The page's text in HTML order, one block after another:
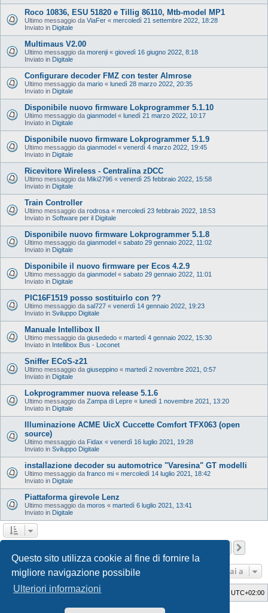
Questo sito utilizza cookie al fine di fornire la
migliore navigazione possibile
Ulteriori informazioni
Roco 10836, ESU 51820 e Tillig 86110, Mtb-model MP1
Ultimo messaggio da ViaFer « mercoledì 21 settembre 2022, 18:28
Inviato in Digitale
Multimaus V2.00
Ultimo messaggio da morenji « giovedì 16 giugno 2022, 8:18
Inviato in Digitale
Configurare decoder FMZ con tester Almrose
Ultimo messaggio da mario « lunedì 28 marzo 2022, 20:35
Inviato in Digitale
Disponibile nuovo firmware Lokprogrammer 5.1.10
Ultimo messaggio da gianmodel « lunedì 21 marzo 2022, 10:17
Inviato in Digitale
Disponibile nuovo firmware Lokprogrammer 5.1.9
Ultimo messaggio da gianmodel « venerdì 4 marzo 2022, 19:45
Inviato in Digitale
Ricevitore Wireless - Centralina zDCC
Ultimo messaggio da Miki2796 « venerdì 25 febbraio 2022, 15:58
Inviato in Digitale
Train Controller
Ultimo messaggio da rodrosa « mercoledì 23 febbraio 2022, 18:53
Inviato in Software per il Digitale
Disponibile nuovo firmware Lokprogrammer 5.1.8
Ultimo messaggio da gianmodel « sabato 29 gennaio 2022, 11:02
Inviato in Digitale
Disponibile il nuovo firmware per Ecos 4.2.9
Ultimo messaggio da gianmodel « sabato 29 gennaio 2022, 11:01
Inviato in Digitale
PIC16F1519 posso sostituirlo con ??
Ultimo messaggio da sal727 « venerdì 14 gennaio 2022, 19:23
Inviato in Sviluppo Digitale
Manuale Intellibox II
Ultimo messaggio da giusededo « martedì 4 gennaio 2022, 15:30
Inviato in Intellibox Bus - Loconet
Sniffer ECoS-z21
Ultimo messaggio da giuseppino « martedì 2 novembre 2021, 0:57
Inviato in Digitale
Lokprogrammer nuova release 5.1.6
Ultimo messaggio da Zampa di Lepre « lunedì 1 novembre 2021, 13:20
Inviato in Digitale
Illuminazione ACME UicX Cuccette Comfort TFX063 (open
source)
Ultimo messaggio da Fidax « venerdì 16 luglio 2021, 19:28
Inviato in Sviluppo Digitale
installazione decoder su automotrice "Varesina" GT modelli
Ultimo messaggio da franco mi « mercoledì 14 luglio 2021, 18:42
Inviato in Digitale
Piattaforma girevole Lenz
Ultimo messaggio da moros « martedì 6 luglio 2021, 13:41
Inviato in Digitale
Vai a
Indice UTC+02:00
GTA game